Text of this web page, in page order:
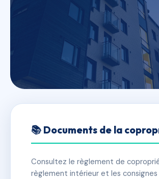
LE CHATEAU D'EAU
✓ Immatriculée 🏠 10 lots 🏗 1
📚 Documents de la
Consultez le règlement de
règlement intérieur et les consignes